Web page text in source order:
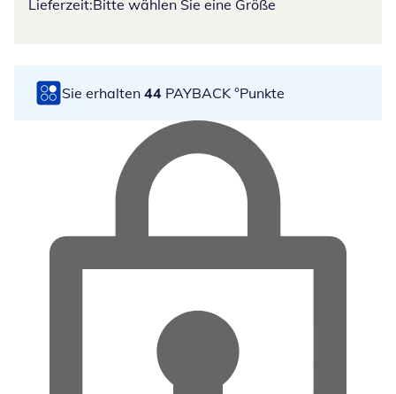
Lieferzeit:Bitte wählen Sie eine Größe
Sie erhalten 44 PAYBACK °Punkte